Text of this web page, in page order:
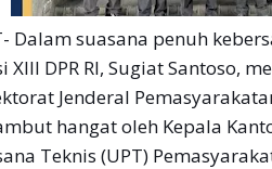
Dalam suasana penuh
XIIl DPR RI, Sugiat Santoso,
Jenderal
hangat oleh Kepala
Teknis (UPT)